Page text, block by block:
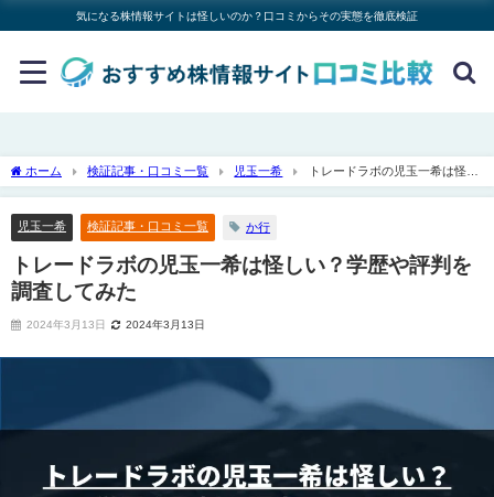
気になる株情報サイトは怪しいのか？口コミからその実態を徹底検証
ホーム 検証記事・口コミ一覧 児玉一希
トレードラボの児玉一希は怪し
い？学歴や評判を調査してみた
児玉一希 検証記事・口コミ一覧 か行
トレードラボの児玉一希は怪しい？学歴や評判を
調査してみた
2024年3月13日 2024年3月13日